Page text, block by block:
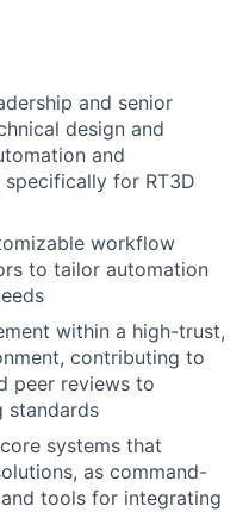
and senior
design and
and
for RT3D
workflow
to tailor automation
within a high-trust,
contributing to
peer reviews to
standards
systems that
as command-
tools for integrating